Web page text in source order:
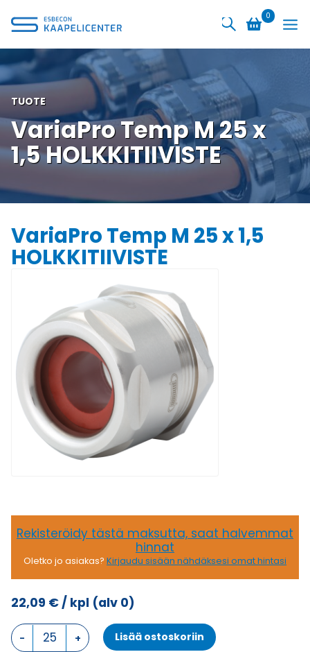
sisältöön
0
TUOTE
VariaPro Temp M 25 x
1,5 HOLKKITIIVISTE
VariaPro Temp M 25 x 1,5
HOLKKITIIVISTE
Rekisteröidy tästä maksutta, saat halvemmat
hinnat
Oletko jo asiakas? Kirjaudu sisään nähdäksesi omat hintasi
22,09 €/ kpl (alv 0)
VariaPro
Temp
Lisää ostoskoriin